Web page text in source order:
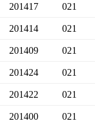
201417 021
201414 021
201409 021
201424 021
201422 021
201400 021